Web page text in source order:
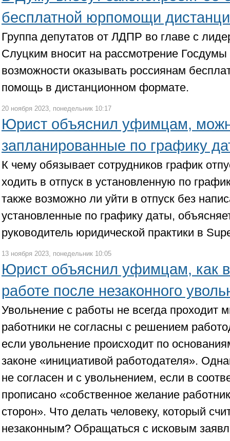
бесплатной юрпомощи
Группа депутатов от ЛДПР во главе с
Слуцким вносит на рассмотрение Госдумы
возможности оказывать россиянам
помощь в дистанционном формате.
20 ноября 2023, понедельник 10:17
Юрист объяснил уфимцам,
запланированные по графику
К чему обязывает сотрудников график
ходить в отпуск в установленную по
также возможно ли уйти в отпуск без
установленные по графику даты,
руководитель юридической практики в
13 ноября 2023, понедельник 10:05
Юрист объяснил уфимцам, как
работе после незаконного
Увольнение с работы не всегда проходит
работники не согласны с решением
если увольнение происходит по
законе «инициативой работодателя».
не согласен и с увольнением, если в
прописано «собственное желание
сторон». Что делать человеку, который
незаконным? Обращаться с исковым